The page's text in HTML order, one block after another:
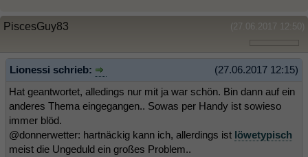
(27.06.2017 12:50)
PiscesGuy83
(27.06.2017 12:15)
Lionessi schrieb:
Hat geantwortet, alledings nur mit ja war schön. Bin dann auf ein
anderes Thema eingegangen.. Sowas per Handy ist sowieso
immer blöd.
@donnerwetter: hartnäckig kann ich, allerdings ist löwetypisch
meist die Ungeduld ein großes Problem..